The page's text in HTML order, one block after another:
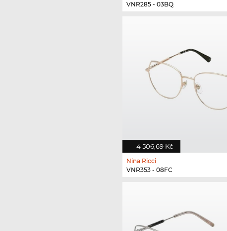
VNR285 - 03BQ
4 506,69 Kč
Nina Ricci
VNR353 - 08FC